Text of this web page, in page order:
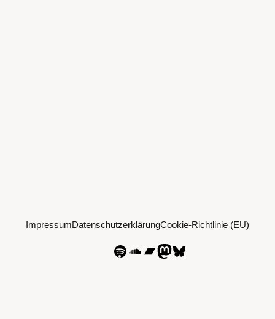
ImpressumDatenschutzerklärungCookie-Richtlinie (EU)
SpotifySoundCloud
Bandcamp
Mastodon